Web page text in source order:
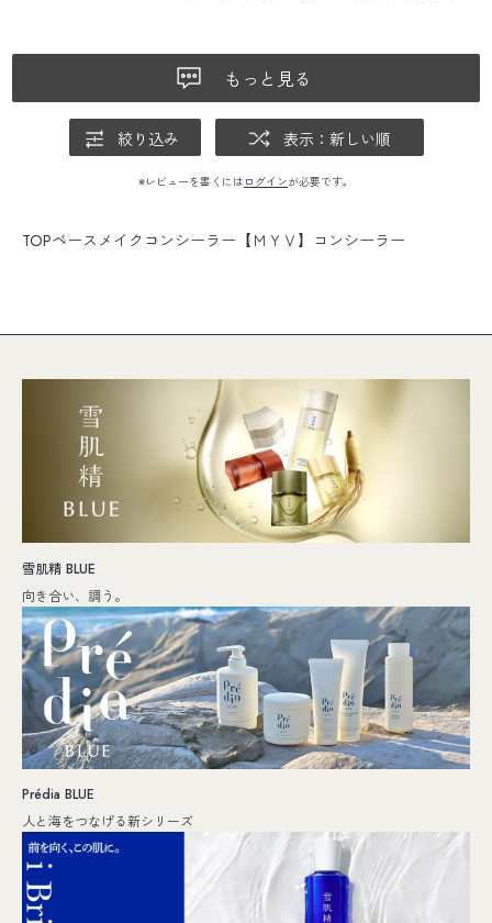
もっと見る
絞り込み 表示：新しい順
※レビューを書くには ログインが必要です。
TOPベースメイク コンシーラー 【ＭＹＶ】コンシーラー
雪肌精 BLUE
向き合い、調う。
Prédia BLUE
人と海をつなげる新シリーズ